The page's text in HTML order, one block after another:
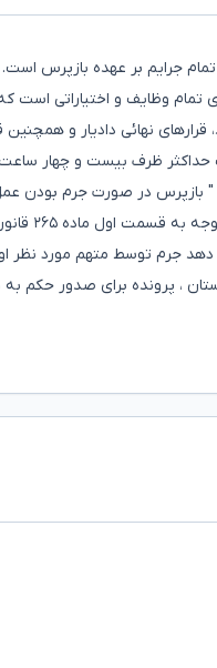
تمام وظایف و اختیاراتی
قرارهای نهائی دادیار و
ظرف بیست و چهار ساعت
که : " بازپرس در صورت جرم
قرار
جرم توسط متهم مورد نظر
، پرونده برای صدور حکم